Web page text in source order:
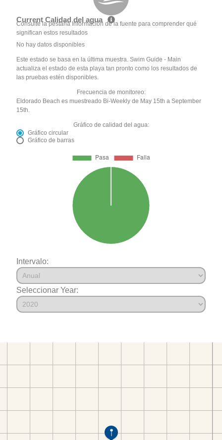
Current Calidad del agua
Consulte la pestaña Información de la fuente para comprender qué
significan estos resultados
No hay datos disponibles
Este estado se basa en la última muestra. Swim Guide - Main
actualiza el estado de esta playa tan pronto como los resultados de
las pruebas estén disponibles.
Frecuencia de monitoreo:
Eldorado Beach es muestreado Bi-Weekly de May 15th a September
15th.
Gráfico de calidad del agua:
Gráfico circular
Gráfico de barras
Intervalo:
Seleccionar Year: